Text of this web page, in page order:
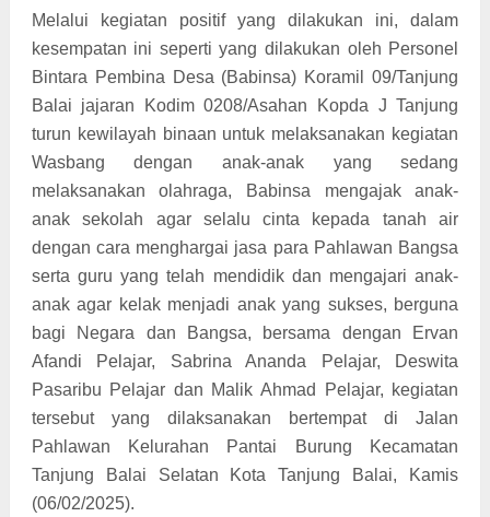
Melalui kegiatan positif yang dilakukan ini, dalam
kesempatan ini seperti yang dilakukan oleh Personel
Bintara Pembina Desa (Babinsa) Koramil 09/Tanjung
Balai jajaran Kodim 0208/Asahan Kopda J Tanjung
turun kewilayah binaan untuk melaksanakan kegiatan
Wasbang dengan anak-anak yang sedang
melaksanakan olahraga, Babinsa mengajak anak-
anak sekolah agar selalu cinta kepada tanah air
dengan cara menghargai jasa para Pahlawan Bangsa
serta guru yang telah mendidik dan mengajari anak-
anak agar kelak menjadi anak yang sukses, berguna
bagi Negara dan Bangsa, bersama dengan Ervan
Afandi Pelajar, Sabrina Ananda Pelajar, Deswita
Pasaribu Pelajar dan Malik Ahmad Pelajar, kegiatan
tersebut yang dilaksanakan bertempat di Jalan
Pahlawan Kelurahan Pantai Burung Kecamatan
Tanjung Balai Selatan Kota Tanjung Balai, Kamis
(06/02/2025).